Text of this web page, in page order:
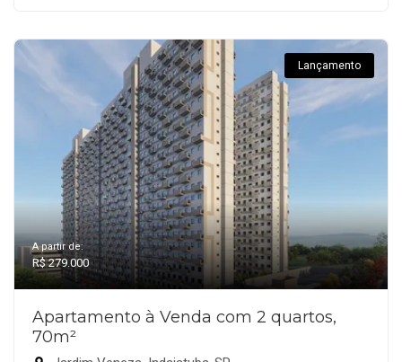
Lançamento
A partir de:
R$ 279.000
Apartamento à Venda com 2 quartos,
70m²